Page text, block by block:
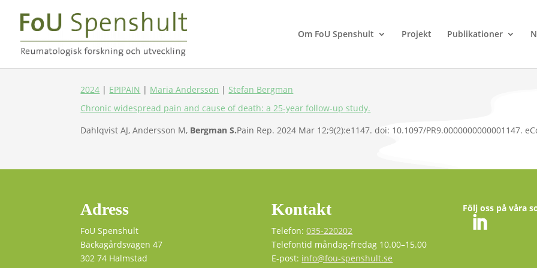
Om FoU Spenshult Projekt Publikationer
2024 | EPIPAIN | Maria Andersson | Stefan Bergman
Chronic widespread pain and cause of death: a 25-year follow-up study.
Dahlqvist AJ, Andersson M, Bergman S.Pain Rep. 2024 Mar 12;9(2):e1147. doi: 10.1097/PR9.0000000000001147.
Adress
FoU Spenshult
Bäckagårdsvägen 47
302 74 Halmstad
Kontakt
Telefon:035-220202
Telefontid måndag-fredag 10.00–15.00
E-post: info@fou-spenshult.se
Följ oss på våra